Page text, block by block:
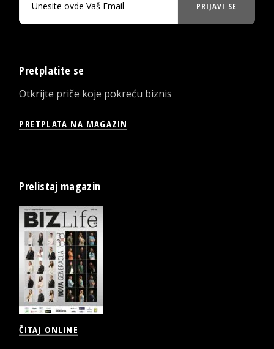
PRIJAVI SE
Pretplatite se
Otkrijte priče koje pokreću biznis
PRETPLATA NA MAGAZIN
Prelistaj magazin
ČITAJ ONLINE